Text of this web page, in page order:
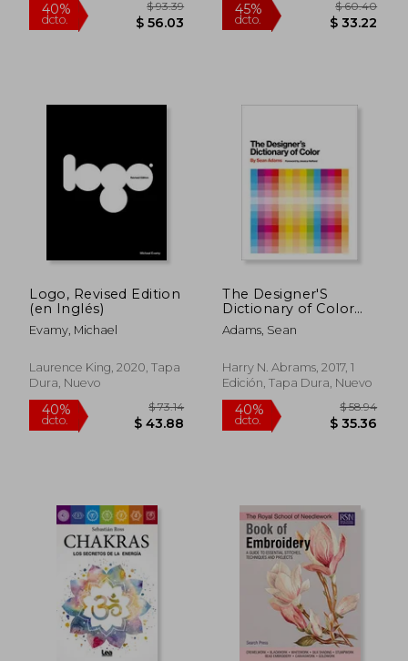
dcto.
15%
dcto. $ 24.99
40%
dcto.
Logo, Revised Edition
(en Inglés)
Evamy, Michael
Laurence King, 2020, Tapa
Dura, Nuevo
The Designer'S
Dictionary of Color
(en Inglés)
Adams, Sean
Harry N. Abrams, 2017, 1
Edición, Tapa Dura, Nuevo